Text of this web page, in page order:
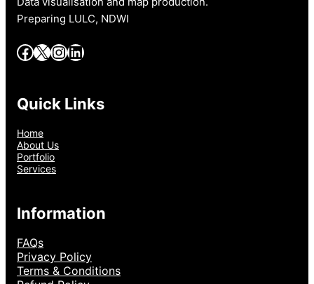
Preparing LULC, NDWI
Facebook X InstagramLinkedIn
Quick Links
Home
About Us
Portfolio
Services
Information
FAQs
Privacy Policy
Terms & Conditions